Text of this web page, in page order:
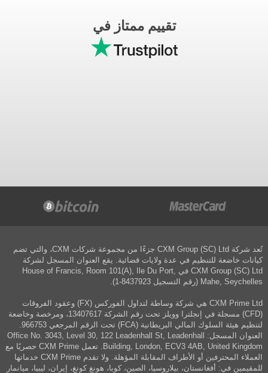
تقييم ممتاز في
تُعد شركة CXM Group (SC) Ltd جزءًا من مجموعة شركات CXM، والتي تضم
كيانات خاضعة للتنظيم في عدة ولايات قضائية. يقع العنوان المسجل لشركة
CXM Group (SC) Ltd في House of Francis, Room 101(A), Ile Du Port,
Mahe, Seychelles (رقم التسجيل 8437923-1).
CXM Prime Ltd هي شركة وساطة لتداول الفوركس (FX) وعقود الفروقات
(CFD) مسجلة في إنجلترا وويلز تحت رقم الشركة 13407617، ومرخصة وخاضعة
لتنظيم هيئة السلوك المالي البريطانية (FCA) تحت الرقم المرجعي 966753.
العنوان المسجل: Office No. 3043, Level 30, 122 Leadenhall St, Leadenhall
Building, London, ECV3 4AB, United Kingdom. تعمل CXM Prime حصريًا مع
العملاء المحترفين أو الأطراف المقابلة المؤهلة. ولا تقدم CXM Prime خدماتها
للمقيمين في: أفغانستان، بيلاروسيا، الصين، كوبا، هونغ كونغ، إيران، ليبيا، ميانمار